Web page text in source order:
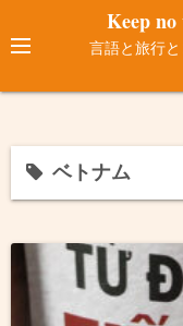
ン
ン
ッ
Keep no
言語と旅行
ベトナム